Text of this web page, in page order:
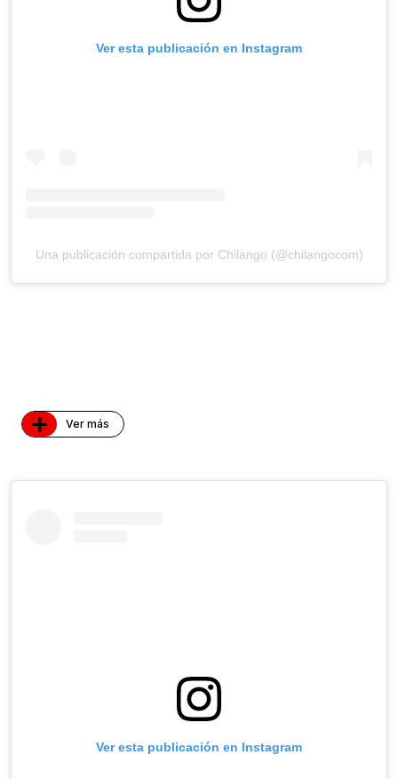
Ver esta publicación en Instagram
Una publicación compartida por Chilango (@chilangocom)
+ Ver más
Ver esta publicación en Instagram